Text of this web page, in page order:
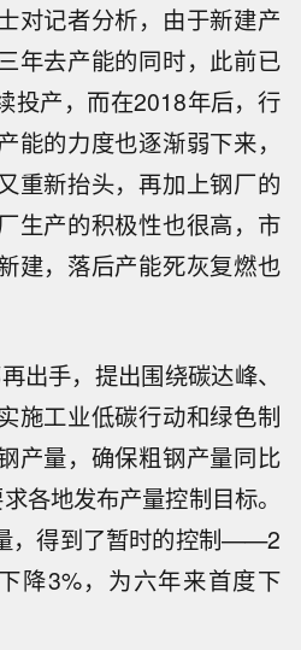
对记者分析，由于新建产
年去产能的同时，此前已
投产，而在2018年后，行
能的力度也逐渐弱下来，
重新抬头，再加上钢厂的
生产的积极性也很高，市
建，落后产能死灰复燃也
出手，提出围绕碳达峰、
施工业低碳行动和绿色制
产量，确保粗钢产量同比
各地发布产量控制目标。
，得到了暂时的控制——2
降3%，为六年来首度下